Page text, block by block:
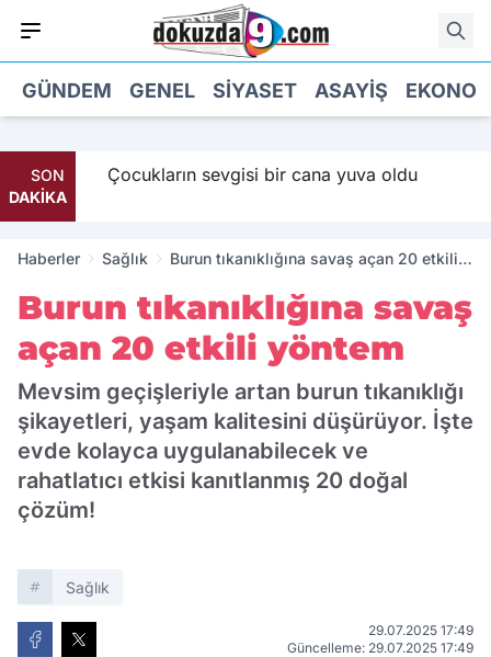
GÜNDEM GENEL SIYASET ASAYIŞ
SON
DAKİKA
Çocukların sevgisi bir cana yuva oldu
Haberler Sağlık
Burun tıkanıklığına savaş açan 20 etkili
Burun tıkanıklığına savaş
açan 20 etkili yöntem
Mevsim geçişleriyle artan burun tıkanıklığı
şikayetleri, yaşam kalitesini düşürüyor. İşte
evde kolayca uygulanabilecek ve
rahatlatıcı etkisi kanıtlanmış 20 doğal
çözüm!
Sağlık
29.07.2025 17:49
Güncelleme: 29.07.2025 17:49